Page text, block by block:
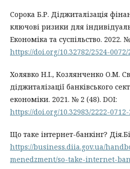
Сорока Б.Р. Діджиталізація
ключові ризики для
Економіка та суспільство. 2022.
https://doi.org/10.32782/2524-0072/
Холявко Н.І., Козлянченко О.М.
діджиталізації банківського
економіки. 2021. № 2 (48). DOI:
https://doi.org/10.32983/2222-
Що таке інтернет-банкінг?
https://business.diia.gov.ua/
menedzment/so-take-internet-